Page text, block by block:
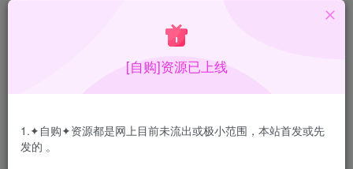
唐翩翩内购无水印合集，持续更新…
合集目录在预览图下面
[自购]资源已上线
1.✦自购✦资源都是网上目前未流出或极小范围，本站首发或先
发的 。